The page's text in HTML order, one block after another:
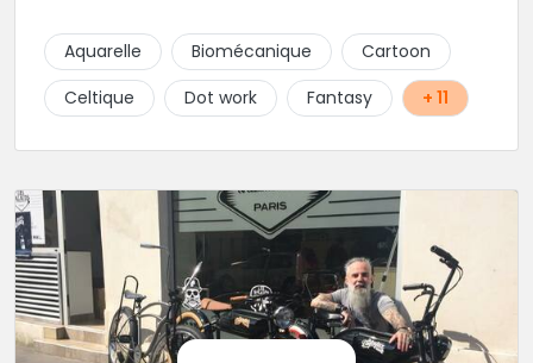
Aquarelle Biomécanique
Cartoon
Celtique
Dot work Fantasy + 11